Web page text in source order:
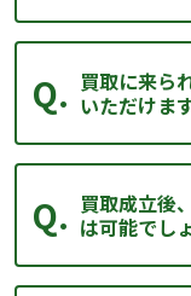
買取に来ら
いただけま
買取成立後
は可能でし